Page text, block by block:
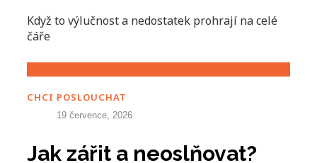
Když to výlučnost a nedostatek prohrají na celé
čáře
CHCI POSLOUCHAT
19 července, 2026
Jak zářit a neoslňovat?